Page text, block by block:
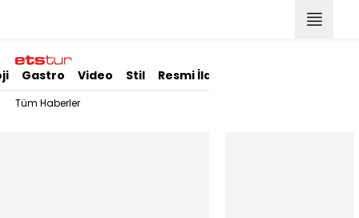
Gastro Video Stil Resmi İlanlar
Tüm Haberler